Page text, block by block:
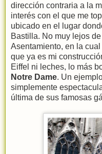
dirección contraria a la
interés con el que me
ubicado en el lugar
Bastilla. No muy lejos
Asentamiento, en la
que ya es mi
Eiffel ni leches, lo más
Notre Dame. Un
simplemente
última de sus famosas